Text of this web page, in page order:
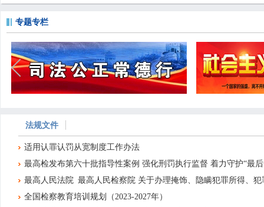
专题专栏
法规文件
适用认罪认罚从宽制度工作办法
最高检发布第六十批指导性案例 强化刑罚执行监督 着力守护“最
最高人民法院 最高人民检察院 关于办理掩饰、隐瞒犯罪所得、
全国检察教育培训规划（2023-2027年）